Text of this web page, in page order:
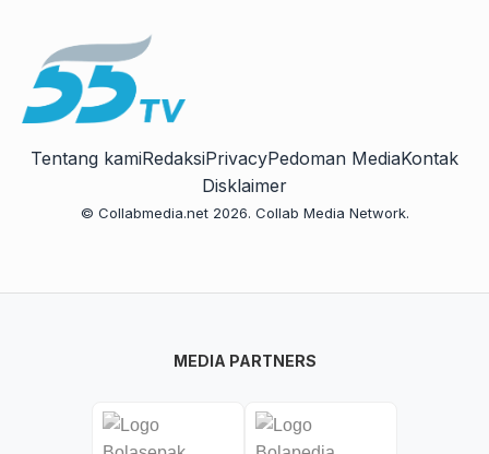
Tentang kamiRedaksiPrivacyPedoman MediaKontak
Disklaimer
© Collabmedia.net 2026. Collab Media Network.
MEDIA PARTNERS